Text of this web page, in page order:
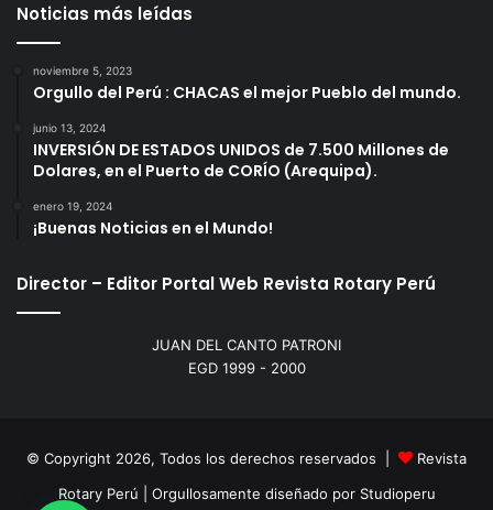
Noticias más leídas
noviembre 5, 2023
Orgullo del Perú : CHACAS el mejor Pueblo del mundo.
junio 13, 2024
INVERSIÓN DE ESTADOS UNIDOS de 7.500 Millones de
Dolares, en el Puerto de CORÍO (Arequipa).
enero 19, 2024
¡Buenas Noticias en el Mundo!
Director – Editor Portal Web Revista Rotary Perú
JUAN DEL CANTO PATRONI
EGD 1999 - 2000
© Copyright 2026, Todos los derechos reservados |
Revista
Rotary Perú | Orgullosamente diseñado por Studioperu